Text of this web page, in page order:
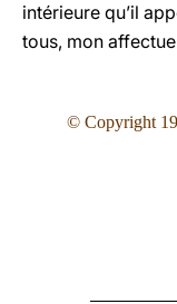
intérieure qu’il
tous, mon
© Copyright